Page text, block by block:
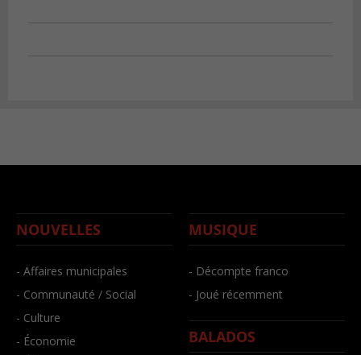
NOUVELLES
- Affaires municipales
- Communauté / Social
- Culture
- Économie
MUSIQUE
- Décompte franco
- Joué récemment
BALADOS